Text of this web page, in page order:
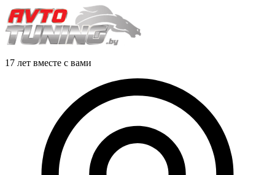
17 лет вместе с вами